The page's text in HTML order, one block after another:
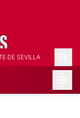
DE SEVILLA